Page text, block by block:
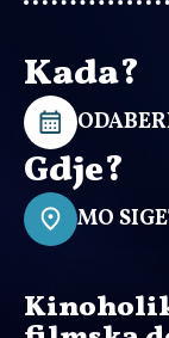
Kada?
Gdje?
MO